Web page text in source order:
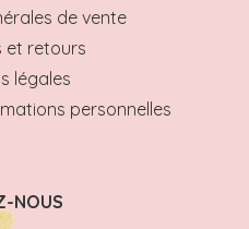
de vente
et retours
légales
personnelles
NOUS